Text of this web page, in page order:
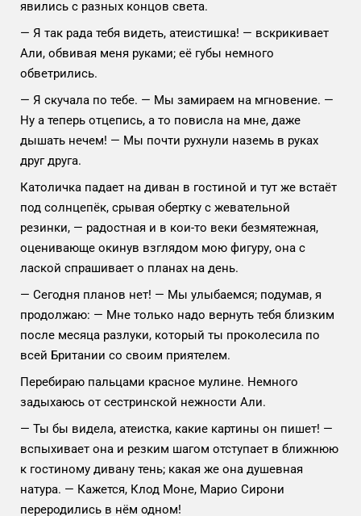
явились с разных концов света.
— Я так рада тебя видеть, атеистишка! — вскрикивает
Али, обвивая меня руками; её губы немного
обветрились.
— Я скучала по тебе. — Мы замираем на мгновение. —
Ну а теперь отцепись, а то повисла на мне, даже
дышать нечем! — Мы почти рухнули наземь в руках
друг друга.
Католичка падает на диван в гостиной и тут же встаёт
под солнцепёк, срывая обертку с жевательной
резинки, — радостная и в кои-то веки безмятежная,
оценивающе окинув взглядом мою фигуру, она с
лаской спрашивает о планах на день.
— Сегодня планов нет! — Мы улыбаемся; подумав, я
продолжаю: — Мне только надо вернуть тебя близким
после месяца разлуки, который ты проколесила по
всей Британии со своим приятелем.
Перебираю пальцами красное мулине. Немного
задыхаюсь от сестринской нежности Али.
— Ты бы видела, атеистка, какие картины он пишет! —
вспыхивает она и резким шагом отступает в ближнюю
к гостиному дивану тень; какая же она душевная
натура. — Кажется, Клод Моне, Марио Сирони
переродились в нём одном!